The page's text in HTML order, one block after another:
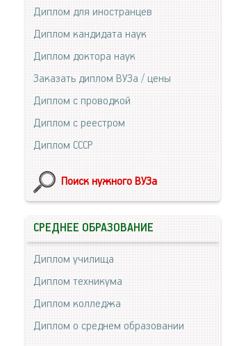
Диплом для иностранцев
Диплом кандидата наук
Диплом доктора наук
Заказать диплом ВУЗа / цены
Диплом с проводкой
Диплом с реестром
Диплом СССР
Поиск нужного ВУЗа
СРЕДНЕЕ ОБРАЗОВАНИЕ
Диплом училища
Диплом техникума
Диплом колледжа
Диплом о среднем образовании